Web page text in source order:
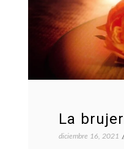
La
diciembre 16, 2021